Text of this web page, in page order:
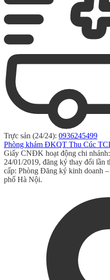
Trực sản (24/24): 0936245499
Phòng khám ĐKQT Thu Cúc
Giấy CNĐK hoạt động chi
24/01/2019, đăng ký thay đổi lần
cấp: Phòng Đăng ký kinh doanh
phố Hà Nội.